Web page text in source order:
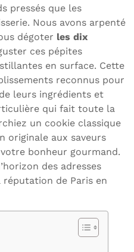
pressés que les
Nous avons arpenté
dégoter les dix
ces pépites
en surface. Cette
reconnus pour
leurs ingrédients et
qui fait toute la
un cookie classique
originale aux saveurs
bonheur gourmand.
des adresses
de Paris en